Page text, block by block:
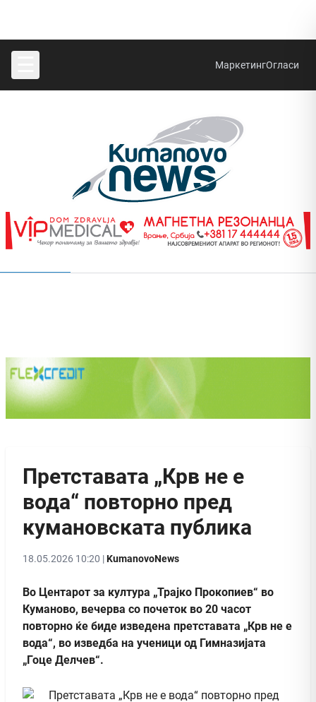
МаркетингОгласи
Претставата „Крв не е
вода“ повторно пред
кумановската публика
18.05.2026 10:20 |KumanovoNews
Во Центарот за култура „Трајко Прокопиев“ во
Куманово, вечерва со почеток во 20 часот
повторно ќе биде изведена претставата „Крв не е
вода“, во изведба на ученици од Гимназијата
„Гоце Делчев“.